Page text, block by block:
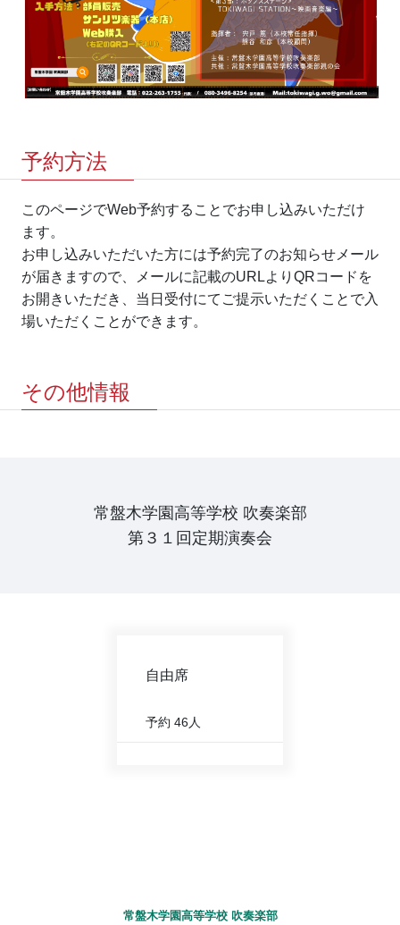
予約方法
このページでWeb予約することでお申し込みいただけ
ます。
お申し込みいただいた方には予約完了のお知らせメール
が届きますので、メールに記載のURLよりQRコードを
お開きいただき、当日受付にてご提示いただくことで入
場いただくことができます。
その他情報
常盤木学園高等学校 吹奏楽部
第３１回定期演奏会
自由席
予約 46人
常盤木学園高等学校 吹奏楽部